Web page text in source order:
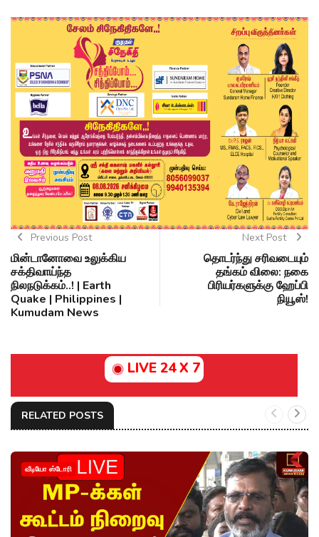
Previous Post
மின்டானோவை உலுக்கிய
சக்திவாய்ந்த
நிலநடுக்கம்..! | Earth
Quake | Philippines |
Kumudam News
Next Post
தொடர்ந்து சரிவடையும்
தங்கம் விலை: நகை
பிரியர்களுக்கு ஹேப்பி
நியூஸ்!
LIVE 24 X 7
RELATED POSTS
வீடியோ ஸ்டோரி